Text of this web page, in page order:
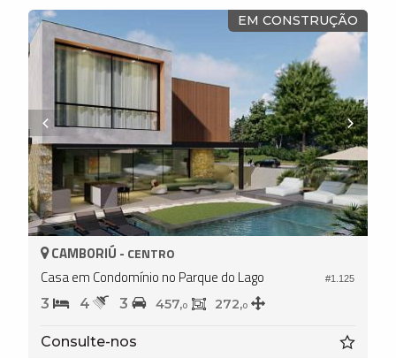
EM CONSTRUÇÃO
#1.125
CAMBORIÚ - CENTRO
Casa em Condomínio no Parque do Lago
3 4 3 457,0 272,0
Consulte-nos